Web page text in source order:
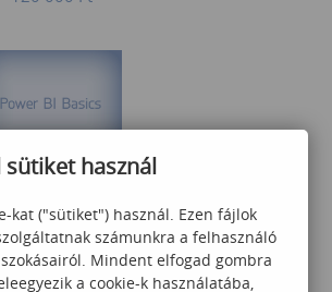
Basics
használ
kat ("sütiket") használ. Ezen fájlok
számunkra a felhasználó
Mindent elfogad gombra
a cookie-k használatába,